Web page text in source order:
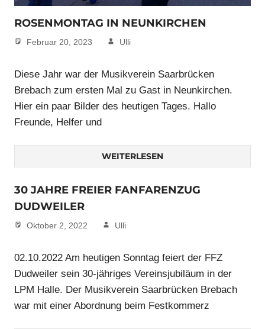
ROSENMONTAG IN NEUNKIRCHEN
Februar 20, 2023 Ulli
Diese Jahr war der Musikverein Saarbrücken
Brebach zum ersten Mal zu Gast in Neunkirchen.
Hier ein paar Bilder des heutigen Tages. Hallo
Freunde, Helfer und
WEITERLESEN
30 JAHRE FREIER FANFARENZUG
DUDWEILER
Oktober 2, 2022 Ulli
02.10.2022 Am heutigen Sonntag feiert der FFZ
Dudweiler sein 30-jähriges Vereinsjubiläum in der
LPM Halle. Der Musikverein Saarbrücken Brebach
war mit einer Abordnung beim Festkommerz